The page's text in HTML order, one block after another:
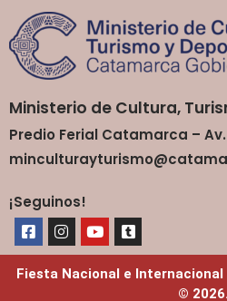
Ministerio de Cultura,
Predio Ferial Catamarca – Av.
¡Seguinos!
Fiesta Nacional e
© 2026.